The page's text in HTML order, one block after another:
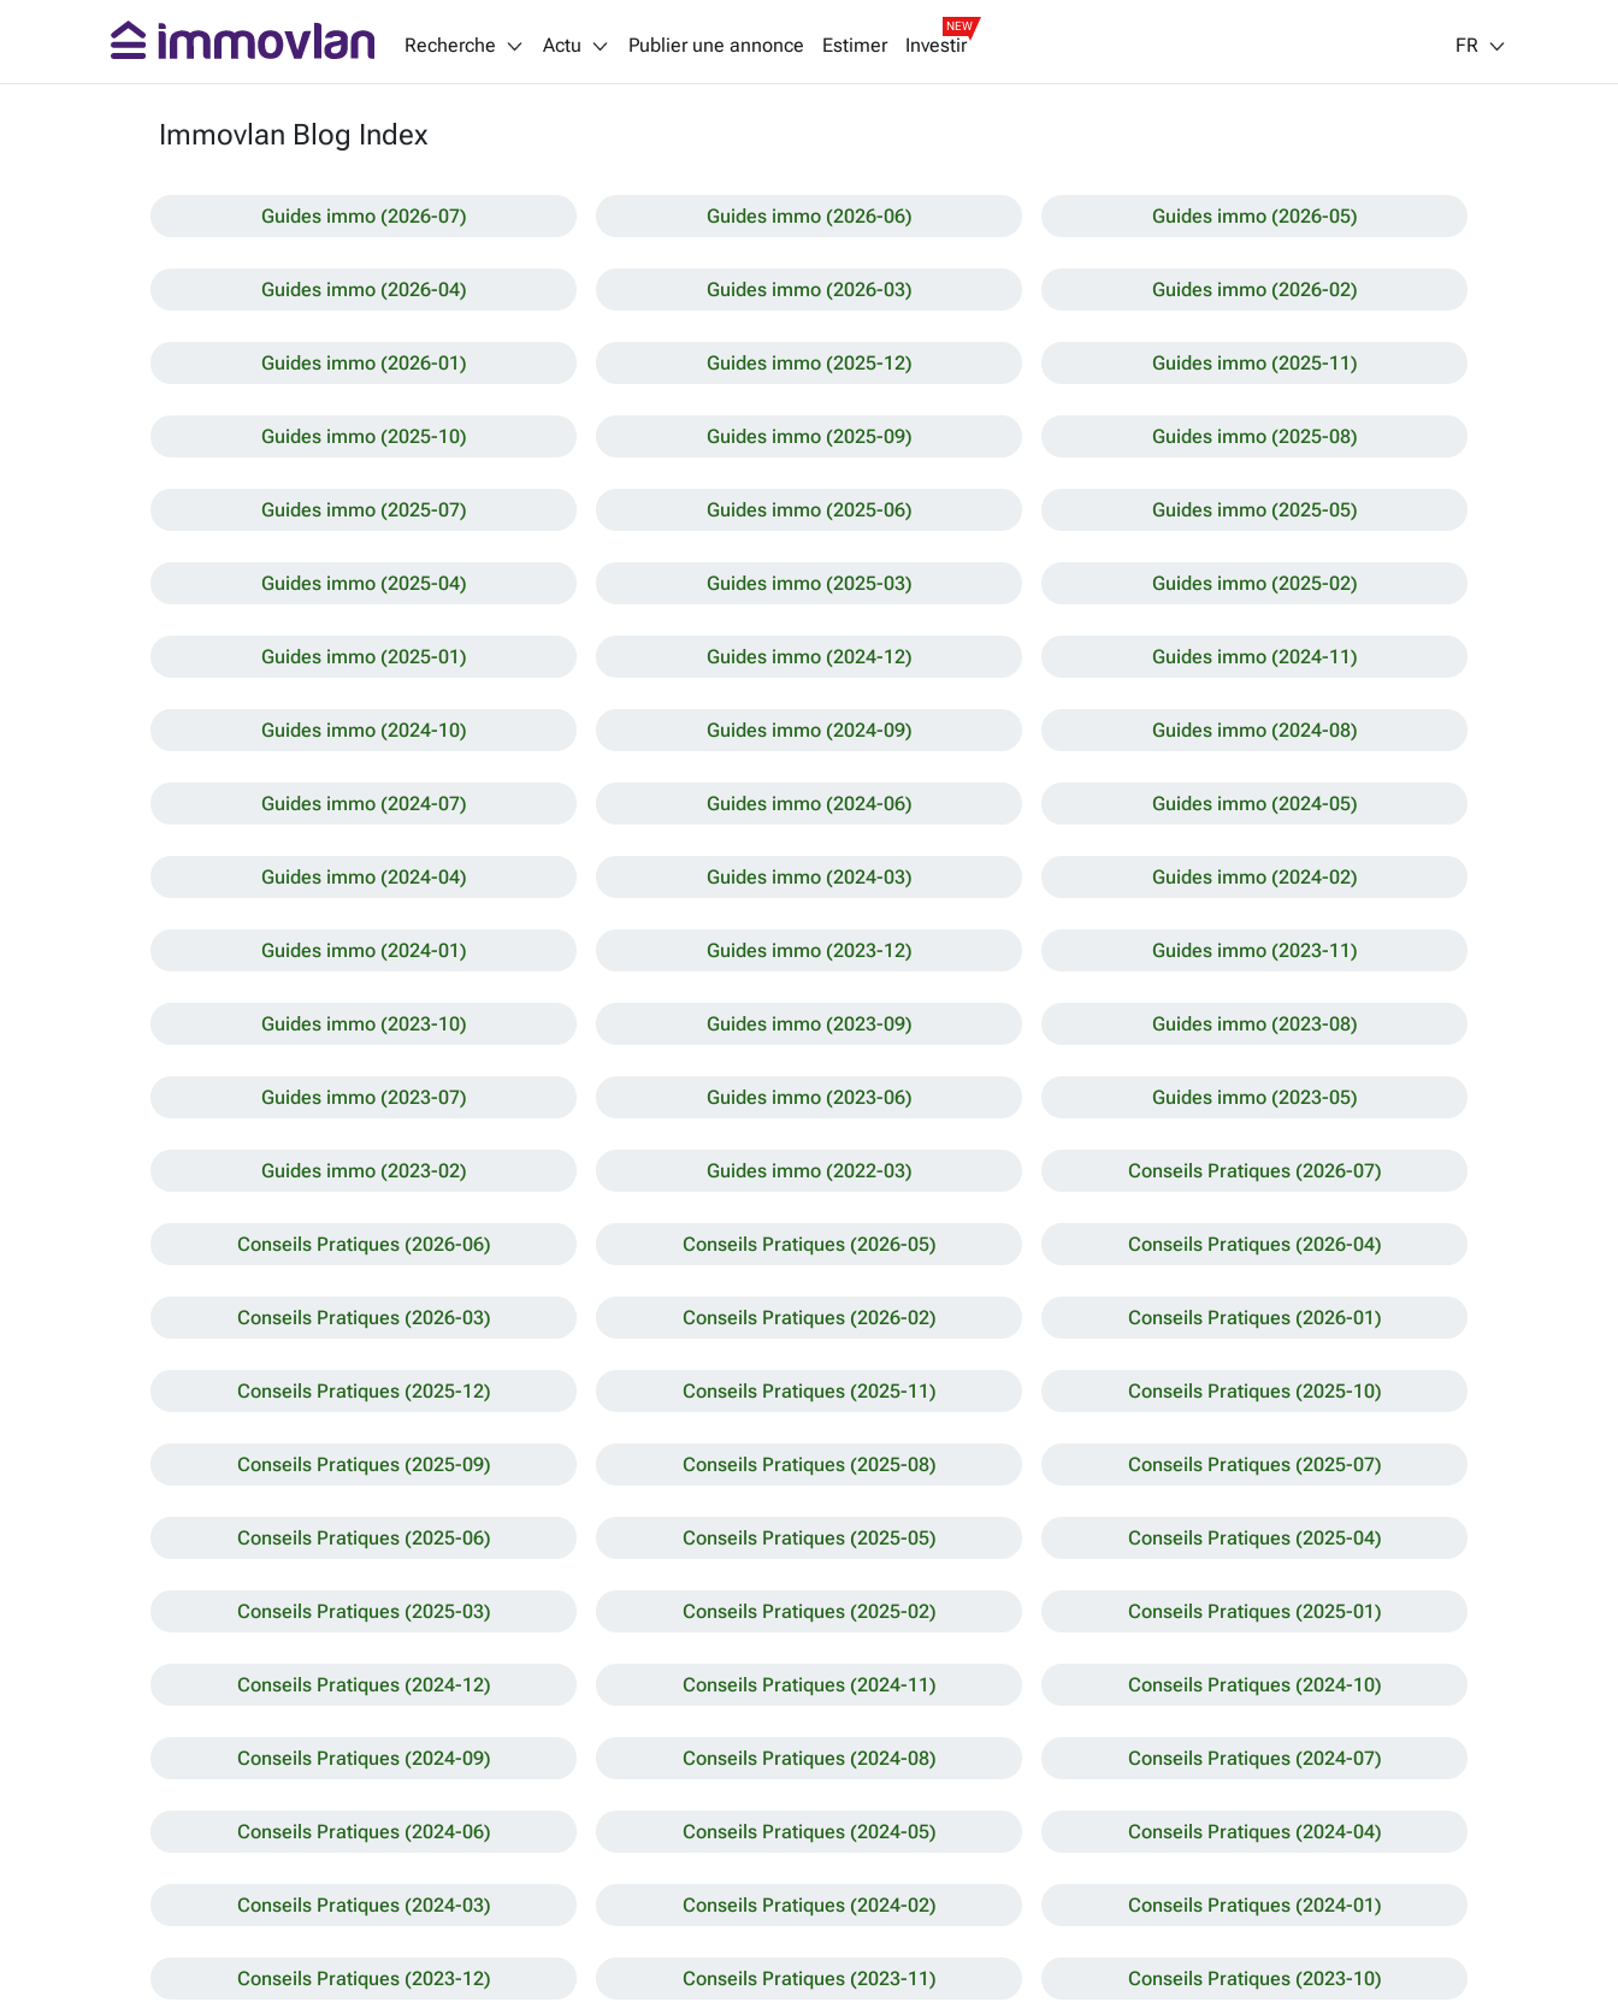
Recherche Actu Publier une annonce Estimer Investir
NEW
FR
Immovlan Blog Index
Guides immo (2026-07) Guides immo (2026-06) Guides immo (2026-05)
Guides immo (2026-04) Guides immo (2026-03) Guides immo (2026-02)
Guides immo (2026-01) Guides immo (2025-12) Guides immo (2025-11)
Guides immo (2025-10) Guides immo (2025-09) Guides immo (2025-08)
Guides immo (2025-07) Guides immo (2025-06) Guides immo (2025-05)
Guides immo (2025-04) Guides immo (2025-03) Guides immo (2025-02)
Guides immo (2025-01) Guides immo (2024-12) Guides immo (2024-11)
Guides immo (2024-10) Guides immo (2024-09) Guides immo (2024-08)
Guides immo (2024-07) Guides immo (2024-06) Guides immo (2024-05)
Guides immo (2024-04) Guides immo (2024-03) Guides immo (2024-02)
Guides immo (2024-01) Guides immo (2023-12) Guides immo (2023-11)
Guides immo (2023-10) Guides immo (2023-09) Guides immo (2023-08)
Guides immo (2023-07) Guides immo (2023-06) Guides immo (2023-05)
Guides immo (2023-02) Guides immo (2022-03) Conseils Pratiques (2026-07)
Conseils Pratiques (2026-06) Conseils Pratiques (2026-05) Conseils Pratiques (2026-04)
Conseils Pratiques (2026-03) Conseils Pratiques (2026-02) Conseils Pratiques (2026-01)
Conseils Pratiques (2025-12) Conseils Pratiques (2025-11) Conseils Pratiques (2025-10)
Conseils Pratiques (2025-09) Conseils Pratiques (2025-08) Conseils Pratiques (2025-07)
Conseils Pratiques (2025-06) Conseils Pratiques (2025-05) Conseils Pratiques (2025-04)
Conseils Pratiques (2025-03) Conseils Pratiques (2025-02) Conseils Pratiques (2025-01)
Conseils Pratiques (2024-12) Conseils Pratiques (2024-11) Conseils Pratiques (2024-10)
Conseils Pratiques (2024-09) Conseils Pratiques (2024-08) Conseils Pratiques (2024-07)
Conseils Pratiques (2024-06) Conseils Pratiques (2024-05) Conseils Pratiques (2024-04)
Conseils Pratiques (2024-03) Conseils Pratiques (2024-02) Conseils Pratiques (2024-01)
Conseils Pratiques (2023-12) Conseils Pratiques (2023-11) Conseils Pratiques (2023-10)